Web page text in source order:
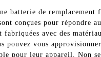
batterie de
conçues pour répondre
fabriquées avec des
pouvez vous
pour leur appareil. Non